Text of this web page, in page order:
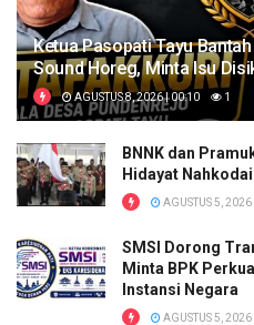
Ketua Pasopati Tayu
Sound Horeg, Minta Isu
AGUSTUS 8, 2026 | 00:10 1
BNNK dan
Hidayat
AGUSTUS 5,
SMSI Dorong
Minta BPK
Instansi Negara
AGUSTUS 5,